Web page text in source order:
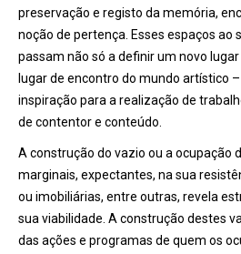
preservação e registo da memória,
noção de pertença. Esses espaços ao
passam não só a definir um novo
lugar de encontro do mundo artístico
inspiração para a realização de
de contentor e conteúdo.
A construção do vazio ou a ocupação
marginais, expectantes, na sua
ou imobiliárias, entre outras, revela
sua viabilidade. A construção destes
das ações e programas de quem os